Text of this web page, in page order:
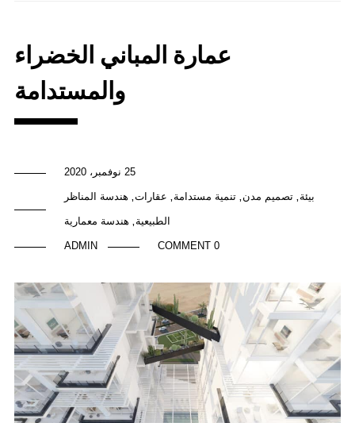
عمارة المباني الخضراء
والمستدامة
25 نوفمبر، 2020
بيئة ,تصميم مدن ,تنمية مستدامة عقارات هندسة المناظر
الطبيعية هندسة معمارية
0 COMMENT
ADMIN